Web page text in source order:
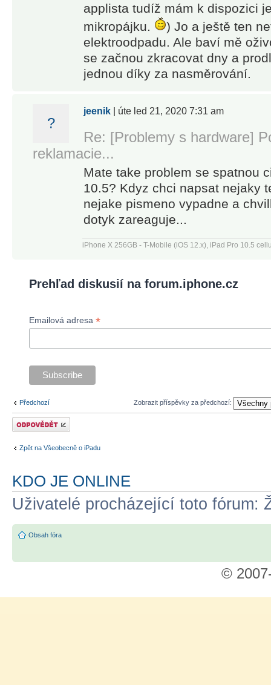
applista tudíž mám k dispozici
mikropájku.
) Jo a ještě ten
elektroodpadu. Ale baví mě
se začnou zkracovat dny a
jednou díky za nasměrování.
?
jeenik | úte led 21, 2020 7:31 am
Re: [Problemy s hardware]
reklamacie...
Mate take problem se spatnou
10.5? Kdyz chci napsat nejaky
nejake pismeno vypadne a
dotyk zareaguje...
iPhone X 256GB - T-Mobile (iOS 12.x), iPad Pro 10.5
Prehľad diskusií na forum.iphone.cz
Emailová adresa*
Předchozí Zobrazit příspěvky za předchozí:
Odeslat odpověď
Zpět na Všeobecně o iPadu
KDO JE ONLINE
Uživatelé procházející toto fórum:
Obsah fóra
©